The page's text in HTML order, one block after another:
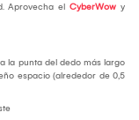
Aprovecha el CyberWow y
la punta del dedo más largo
espacio (alrededor de 0,5